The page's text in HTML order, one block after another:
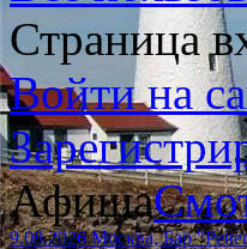
Страница
Войти на
Афиша
9.08.2026 Москва, Бар